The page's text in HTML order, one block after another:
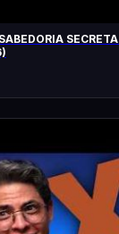
SECRETA - Bom dia,